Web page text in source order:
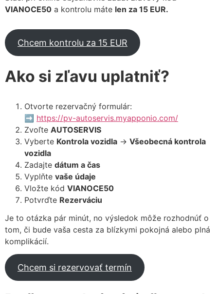
VIANOCE50 a kontrolu máte len za 15 EUR.
Chcem kontrolu za 15 EUR
Ako si zľavu uplatniť?
Otvorte rezervačný formulár:
➡️ https://pv-autoservis.myapponio.com/
Zvoľte AUTOSERVIS
Vyberte Kontrola vozidla → Všeobecná kontrola
vozidla
Zadajte dátum a čas
Vyplňte vaše údaje
Vložte kód VIANOCE50
Potvrďte Rezerváciu
Je to otázka pár minút, no výsledok môže rozhodnúť o
tom, či bude vaša cesta za blízkymi pokojná alebo plná
komplikácií.
Chcem si rezervovať termín